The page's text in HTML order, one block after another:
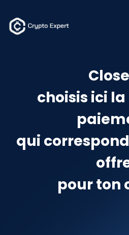
choisis ici
qui
pour ton